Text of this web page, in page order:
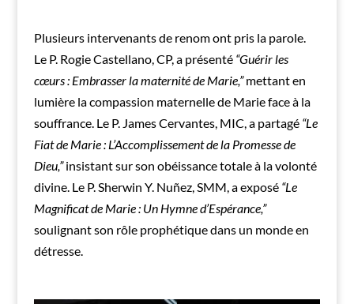
Plusieurs intervenants de renom ont pris la parole.
Le P. Rogie Castellano, CP, a présenté “Guérir les
cœurs : Embrasser la maternité de Marie,”mettant en
lumière la compassion maternelle de Marie face à la
souffrance. Le P. James Cervantes, MIC, a partagé “Le
Fiat de Marie : L’Accomplissement de la Promesse de
Dieu,”insistant sur son obéissance totale à la volonté
divine. Le P. Sherwin Y. Nuñez, SMM, a exposé “Le
Magnificat de Marie : Un Hymne d’Espérance,”
soulignant son rôle prophétique dans un monde en
détresse.